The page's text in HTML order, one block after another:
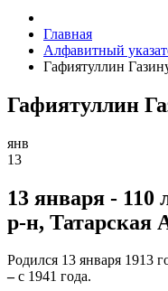
Главная
Алфавитный
Гафиятуллин
Гафиятуллин
янв
13
13 января -
р-н, Татарская
Родился 13 января 1913
–с 1941 года.